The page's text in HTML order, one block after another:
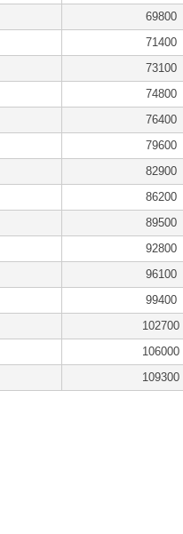
69800
71400
73100
74800
76400
79600
82900
86200
89500
92800
96100
99400
102700
106000
109300